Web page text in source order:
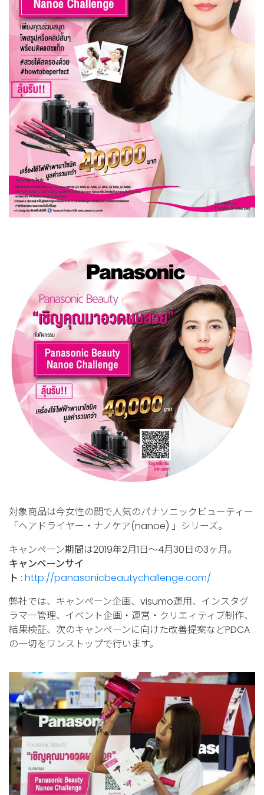
対象商品は今女性の間で人気のパナソニックビューティー
「ヘアドライヤー・ナノケア(nanoe) 」シリーズ。
キャンペーン期間は2019年2月1日〜4月30日の3ヶ月。
キャンペーンサイ
ト : http://panasonicbeautychallenge.com/
弊社では、キャンペーン企画、visumo運用、インスタグ
ラマー管理、イベント企画・運営・クリエィティブ制作、
結果検証、次のキャンペーンに向けた改善提案などPDCA
の一切をワンストップで行います。